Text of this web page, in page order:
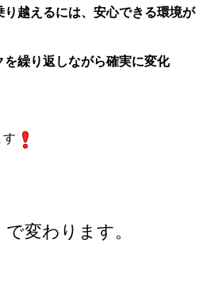
越えるには、安心できる環境が
繰り返しながら確実に変化
す
変わります。